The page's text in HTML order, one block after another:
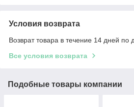
Условия возврата
Возврат товара в течение 14 дней по
Все условия возврата
Подобные товары компании